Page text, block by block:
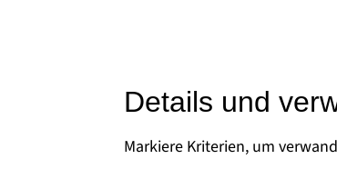
Details und
Markiere Kriterien, um